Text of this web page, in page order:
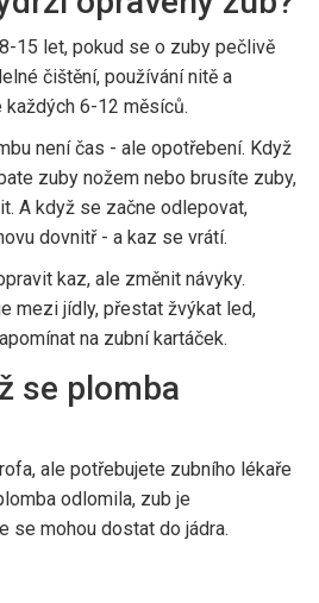
15 let, pokud se o zuby pečlivě
čištění, používání nitě a
6-12 měsíců.
není čas - ale opotřebení. Když
zuby nožem nebo brusíte zuby,
A když se začne odlepovat,
dovnitř - a kaz se vrátí.
kaz, ale změnit návyky.
mezi jídly, přestat žvýkat led,
na zubní kartáček.
se plomba
ale potřebujete zubního lékaře
odlomila, zub je
se mohou dostat do jádra.